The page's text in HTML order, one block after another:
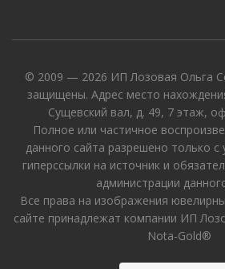
© 2009 — 2026 ИП Лозовая Ольга
защищены. Адрес место
Сущевский вал, д. 49, 7 этаж,
Полное или частичное
данного сайта разрешено только с
гиперссылки на источник и
администрации
Все права на изображения
сайте принадлежат компании ИП
Nota-Gold®